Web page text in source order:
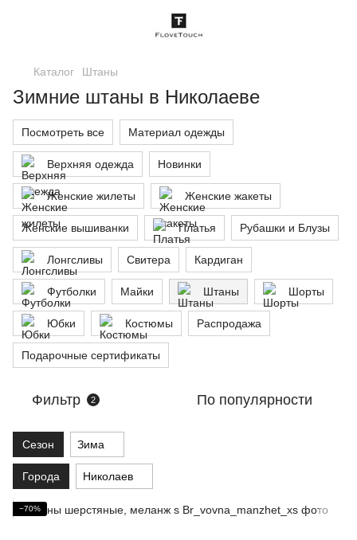
Каталог Штаны
Зимние штаны в Николаеве
Посмотреть все Материал одежды
Верхняя одежда Новинки
Женские жилеты Женские жакеты
Женские вышиванки Платья Рубашки и Блузы
Лонгсливы Свитера Кардиган
Футболки Майки Штаны Шорты
Юбки Костюмы Распродажа
Подарочные сертификаты
Фильтр 2 По популярности
Сезон Зима
Города Николаев
−70%